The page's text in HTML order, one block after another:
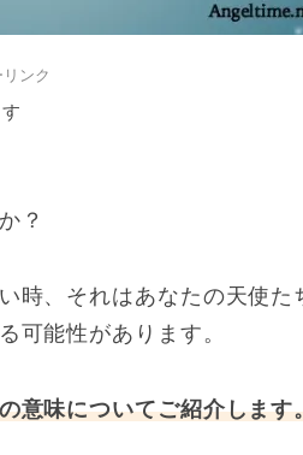
ンク
？
時、それはあなたの天使た
可能性があります。
意味についてご紹介します